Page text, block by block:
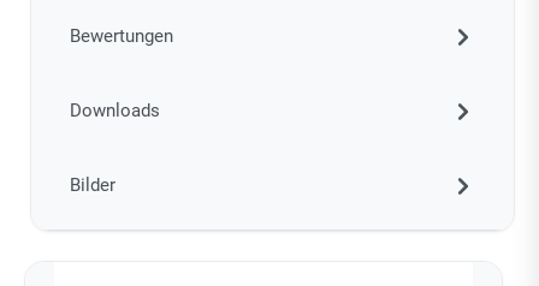
Bewertungen
Downloads
Bilder